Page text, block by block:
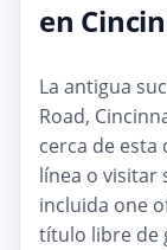
en
La antigua
Road,
cerca de
línea o visitar
incluida one
título libre de